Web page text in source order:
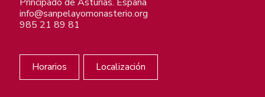
Principado de Asturias. España
info@sanpelayomonasterio.org
985 21 89 81
Horarios Localización